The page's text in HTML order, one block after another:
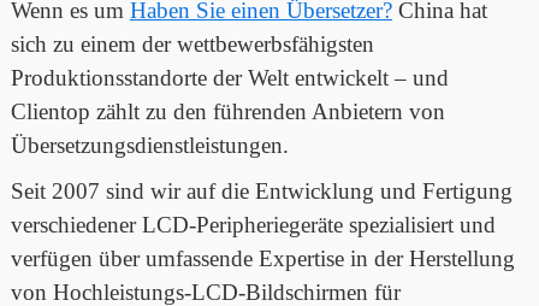
Wenn es um Haben Sie einen Übersetzer? China hat
sich zu einem der wettbewerbsfähigsten
Produktionsstandorte der Welt entwickelt – und
Clientop zählt zu den führenden Anbietern von
Übersetzungsdienstleistungen.
Seit 2007 sind wir auf die Entwicklung und Fertigung
verschiedener LCD-Peripheriegeräte spezialisiert und
verfügen über umfassende Expertise in der Herstellung
von Hochleistungs-LCD-Bildschirmen für